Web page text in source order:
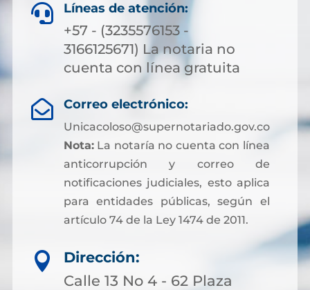
 Líneas de atención:
+57 - (3235576153 -
3166125671) La notaria no
cuenta con línea gratuita
 Correo electrónico:
Unicacoloso@supernotariado.gov.co
Nota:La notaría no cuenta con línea
anticorrupción y correo de
notificaciones judiciales, esto aplica
para entidades públicas, según el
artículo 74 de la Ley 1474 de 2011.

Dirección:
Calle 13 No 4 - 62 Plaza